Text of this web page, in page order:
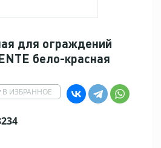
для ограждений
бело-красная
В ИЗБРАННОЕ